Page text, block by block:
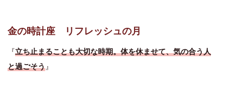
金の時計座 リフレッシュの月
『立ち止まることも大切な時期。体を休ませて、気の合う人
と過ごそう』